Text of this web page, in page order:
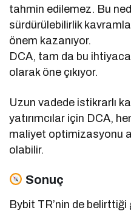
tahmin edilemez. Bu
sürdürülebilirlik
önem kazanıyor.
DCA, tam da bu
olarak öne çıkıyor.
Uzun vadede istikrarlı
yatırımcılar için DCA,
maliyet optimizasyonu
olabilir.
Sonuç
Bybit TR’nin de